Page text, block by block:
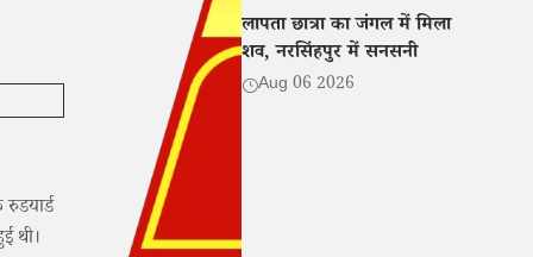
थी।
लापता छात्रा का जंगल में मिला
शव, नरसिंहपुर में सनसनी
Aug 06 2026